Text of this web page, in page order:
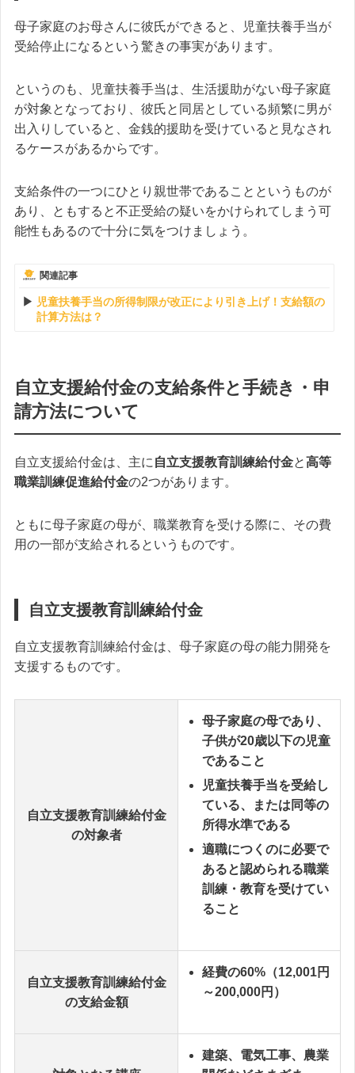
母子家庭のお母さんに彼氏ができると、児童扶養手当が
受給停止になるという驚きの事実があります。
というのも、児童扶養手当は、生活援助がない母子家庭
が対象となっており、彼氏と同居としている頻繁に男が
出入りしていると、金銭的援助を受けていると見なされ
るケースがあるからです。
支給条件の一つにひとり親世帯であることというものが
あり、ともすると不正受給の疑いをかけられてしまう可
能性もあるので十分に気をつけましょう。
関連記事
児童扶養手当の所得制限が改正により引き上げ！支給額の
計算方法は？
自立支援給付金の支給条件と手続き・申
請方法について
自立支援給付金は、主に 自立支援教育訓練給付金と高等
職業訓練促進給付金の2つがあります。
ともに母子家庭の母が、職業教育を受ける際に、その費
用の一部が支給されるというものです。
自立支援教育訓練給付金
自立支援教育訓練給付金は、母子家庭の母の能力開発を
支援するものです。
自立支援教育訓練給付金
の対象者
母子家庭の母であり、
子供が20歳以下の児童
であること
児童扶養手当を受給し
ている、または同等の
所得水準である
適職につくのに必要で
あると認められる職業
訓練・教育を受けてい
ること
自立支援教育訓練給付金
の支給金額
経費の60%（12,001円
～200,000円）
建築、電気工事、農業